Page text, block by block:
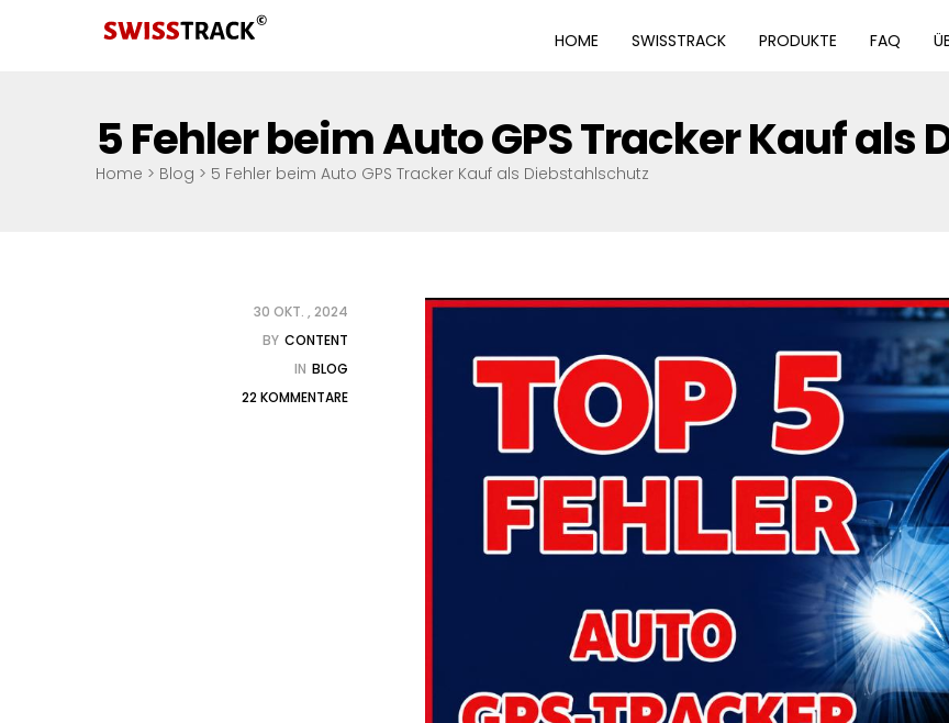
HOME SWISSTRACK PRODUKTE FAQ
Home > Blog > 5 Fehler beim Auto GPS Tracker Kauf als Diebstahlschutz
5 Fehler beim Auto GPS Tracker Kauf
30 OKT. , 2024
BY CONTENT
IN BLOG
22 KOMMENTARE